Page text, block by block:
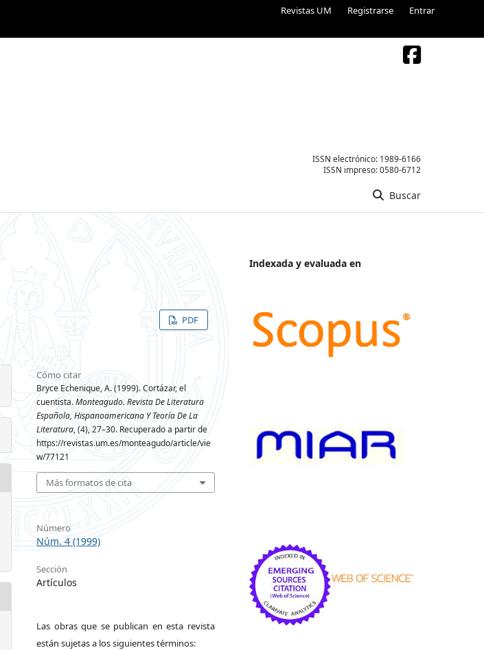
Revistas UM Registrarse Entrar
ISSN electrónico: 1989-6166
ISSN impreso:0580-6712
Buscar
PDF
Cómo citar
Bryce Echenique, A. (1999). Cortázar, el
cuentista.Monteagudo. Revista De Literatura
Española, Hispanoamericana Y Teoría De La
Literatura, (4), 27–30. Recuperado a partir de
https://revistas.um.es/monteagudo/article/vie
w/77121
Más formatos de cita
Número
Núm. 4 (1999)
Sección
Artículos
Las obras que se publican en esta revista
están sujetas a los siguientes términos:
Indexada y evaluada en